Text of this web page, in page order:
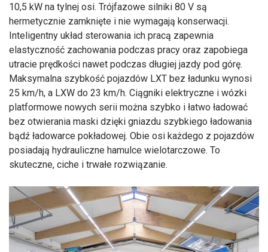
10,5 kW na tylnej osi. Trójfazowe silniki 80 V są
hermetycznie zamknięte i nie wymagają konserwacji.
Inteligentny układ sterowania ich pracą zapewnia
elastyczność zachowania podczas pracy oraz zapobiega
utracie prędkości nawet podczas długiej jazdy pod górę.
Maksymalna szybkość pojazdów LXT bez ładunku wynosi
25 km/h, a LXW do 23 km/h. Ciągniki elektryczne i wózki
platformowe nowych serii można szybko i łatwo ładować
bez otwierania maski dzięki gniazdu szybkiego ładowania
bądź ładowarce pokładowej. Obie osi każdego z pojazdów
posiadają hydrauliczne hamulce wielotarczowe. To
skuteczne, ciche i trwałe rozwiązanie.